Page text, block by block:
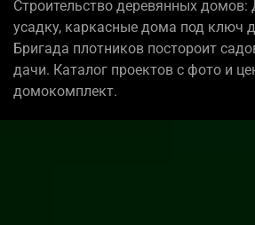
Строительство деревянных
усадку, каркасные дома под ключ
Бригада плотников постороит
дачи. Каталог проектов с фото и
домокомплект.